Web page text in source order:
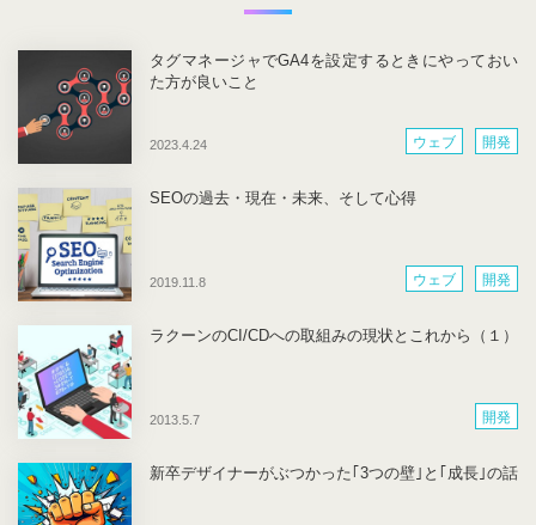
2023.4.24
タグマネージャでGA4を設定するときにやっておい
た方が良いこと
ウェブ 開発
2019.11.8
SEOの過去・現在・未来、そして心得
ウェブ 開発
2013.5.7
ラクーンのCI/CDへの取組みの現状とこれから（１）
開発
新卒デザイナーがぶつかった｢3つの壁｣と｢成長｣の話